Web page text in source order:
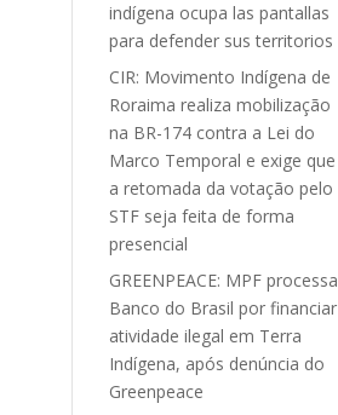
indígena ocupa las pantallas
para defender sus territorios
CIR: Movimento Indígena de
Roraima realiza mobilização
na BR-174 contra a Lei do
Marco Temporal e exige que
a retomada da votação pelo
STF seja feita de forma
presencial
GREENPEACE: MPF processa
Banco do Brasil por financiar
atividade ilegal em Terra
Indígena, após denúncia do
Greenpeace